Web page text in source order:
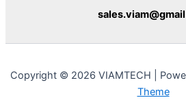
Copyright © 2026 VIAMTECH |
Theme